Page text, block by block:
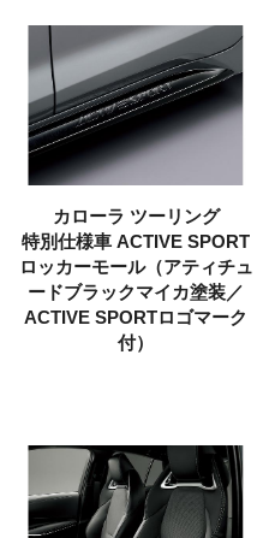
カローラ ツーリング
特別仕様車 ACTIVE SPORT
ロッカーモール（アティチュ
ードブラックマイカ塗装／
ACTIVE SPORTロゴマーク
付）